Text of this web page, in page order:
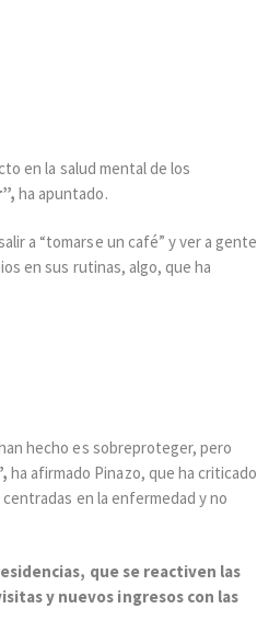
en la salud mental de los
ha apuntado.
a “tomarse un café” y ver a gente
en sus rutinas, algo, que ha
hecho es sobreproteger, pero
ha afirmado Pinazo, que ha criticado
en la enfermedad y no
que se reactiven las
y nuevos ingresos con las